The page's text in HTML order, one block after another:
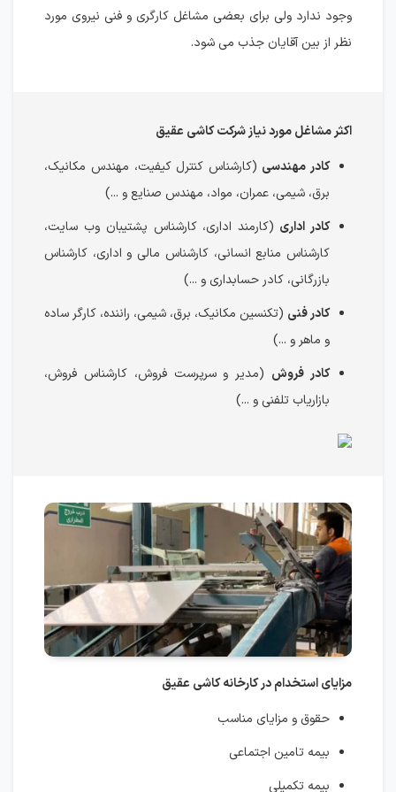
وجود ندارد ولی برای بعضی مشاغل کارگری و فنی نیروی مورد
نظر از بین آقایان جذب می شود.
اکثر مشاغل مورد نیاز شرکت کاشی عقیق
کادر مهندسی (کارشناس کنترل کیفیت، مهندس مکانیک،
برق، شیمی، عمران، مواد، مهندس صنایع و ...)
کادر اداری (کارمند اداری، کارشناس پشتیبان وب سایت،
کارشناس منابع انسانی، کارشناس مالی و اداری، کارشناس
بازرگانی، کادر حسابداری و ...)
کادر فنی (تکنسین مکانیک، برق، شیمی، راننده، کارگر ساده
و ماهر و ...)
کادر فروش (مدیر و سرپرست فروش، کارشناس فروش،
بازاریاب تلفنی و ...)
مزایای استخدام در کارخانه کاشی عقیق
حقوق و مزایای مناسب
بیمه تامین اجتماعی
بیمه تکمیلی